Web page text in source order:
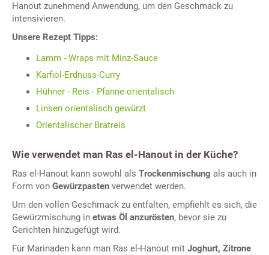
Hanout zunehmend Anwendung, um den Geschmack zu
intensivieren.
Unsere Rezept Tipps:
Lamm - Wraps mit Minz-Sauce
Karfiol-Erdnuss-Curry
Hühner - Reis - Pfanne orientalisch
Linsen orientalisch gewürzt
Orientalischer Bratreis
Wie verwendet man Ras el-Hanout in der Küche?
Ras el-Hanout kann sowohl als Trockenmischung als auch in
Form von Gewürzpasten verwendet werden.
Um den vollen Geschmack zu entfalten, empfiehlt es sich, die
Gewürzmischung in etwas Öl anzurösten, bevor sie zu
Gerichten hinzugefügt wird.
Für Marinaden kann man Ras el-Hanout mit Joghurt, Zitrone